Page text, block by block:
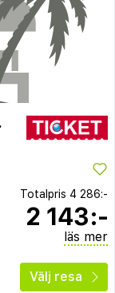
Totalpris 4 286:-
2 143:-
läs mer
Välj resa